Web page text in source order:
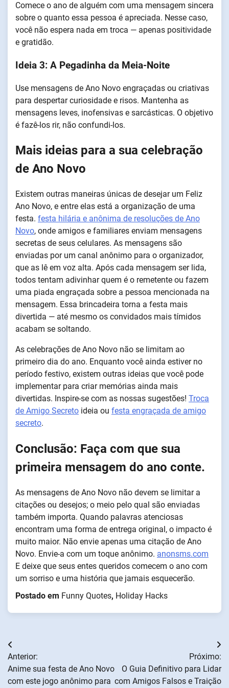
Comece o ano de alguém com uma mensagem sincera
sobre o quanto essa pessoa é apreciada. Nesse caso,
você não espera nada em troca — apenas positividade
e gratidão.
Ideia 3: A Pegadinha da Meia-Noite
Use mensagens de Ano Novo engraçadas ou criativas
para despertar curiosidade e risos. Mantenha as
mensagens leves, inofensivas e sarcásticas. O objetivo
é fazê-los rir, não confundi-los.
Mais ideias para a sua celebração
de Ano Novo
Existem outras maneiras únicas de desejar um Feliz
Ano Novo, e entre elas está a organização de uma
festa. festa hilária e anônima de resoluções de Ano
Novo, onde amigos e familiares enviam mensagens
secretas de seus celulares. As mensagens são
enviadas por um canal anônimo para o organizador,
que as lê em voz alta. Após cada mensagem ser lida,
todos tentam adivinhar quem é o remetente ou fazem
uma piada engraçada sobre a pessoa mencionada na
mensagem. Essa brincadeira torna a festa mais
divertida — até mesmo os convidados mais tímidos
acabam se soltando.
As celebrações de Ano Novo não se limitam ao
primeiro dia do ano. Enquanto você ainda estiver no
período festivo, existem outras ideias que você pode
implementar para criar memórias ainda mais
divertidas. Inspire-se com as nossas sugestões! Troca
de Amigo Secreto ideia ou festa engraçada de amigo
secreto.
Conclusão: Faça com que sua
primeira mensagem do ano conte.
As mensagens de Ano Novo não devem se limitar a
citações ou desejos; o meio pelo qual são enviadas
também importa. Quando palavras atenciosas
encontram uma forma de entrega original, o impacto é
muito maior. Não envie apenas uma citação de Ano
Novo. Envie-a com um toque anônimo. anonsms.com
E deixe que seus entes queridos comecem o ano com
um sorriso e uma história que jamais esquecerão.
Postado em Funny Quotes, Holiday Hacks
Navegação
de
artigos
Anterior:
Anime sua festa de Ano Novo
com este jogo anônimo para
Próximo:
O Guia Definitivo para Lidar
com Amigos Falsos e Traição